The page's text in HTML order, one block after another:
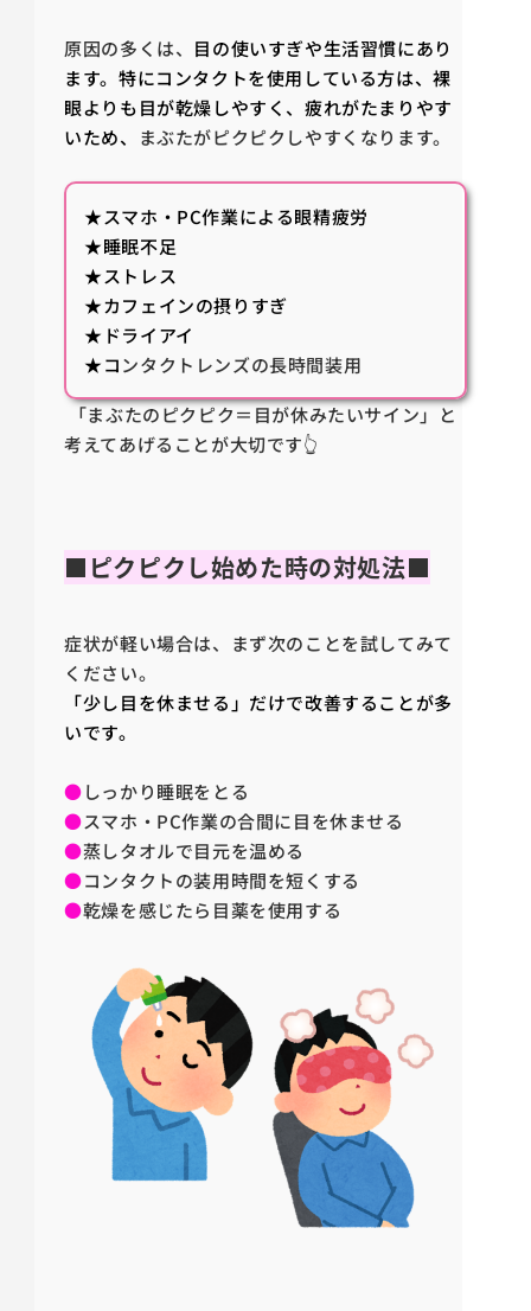
原因の多くは、 目の使いすぎや生活習慣にあり
ます。特にコンタクトを使用している方は、裸
眼よりも目が乾燥しやすく、疲れがたまりやす
いため、
まぶたがピクピクしやすくなります。
★スマホ・PC作業による眼精疲労
★睡眠不足
★ストレス
★カフェインの摂りすぎ
★ドライアイ
★コンタクトレンズの長時間装用
「まぶたのピクピク＝目が休みたいサイン」と
考えてあげることが大切です👆
■ピクピクし始めた時の対処法■
症状が軽い場合は、まず次のことを試してみて
ください。
「少し目を休ませる」だけで改善することが多
いです。
●しっかり睡眠をとる
●スマホ・PC作業の合間に目を休ませる
●蒸しタオルで目元を温める
●コンタクトの装用時間を短くする
●乾燥を感じたら目薬を使用する